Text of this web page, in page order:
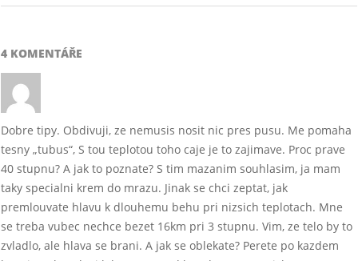
4 KOMENTÁŘE
Dobre tipy. Obdivuji, ze nemusis nosit nic pres pusu. Me pomaha
tesny „tubus“, S tou teplotou toho caje je to zajimave. Proc prave
40 stupnu? A jak to poznate? S tim mazanim souhlasim, ja mam
taky specialni krem do mrazu. Jinak se chci zeptat, jak
premlouvate hlavu k dlouhemu behu pri nizsich teplotach. Mne
se treba vubec nechce bezet 16km pri 3 stupnu. Vim, ze telo by to
zvladlo, ale hlava se brani. A jak se oblekate? Perete po kazdem